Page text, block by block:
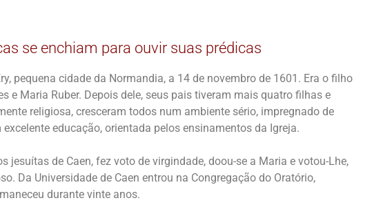
se enchiam para ouvir suas prédicas
pequena cidade da Normandia, a 14 de novembro de 1601. Era o filho
e Maria Ruber. Depois dele, seus pais tiveram mais quatro filhas e
religiosa, cresceram todos num ambiente sério, impregnado de
educação, orientada pelos ensinamentos da Igreja.
jesuítas de Caen, fez voto de virgindade, doou-se a Maria e votou-Lhe,
Da Universidade de Caen entrou na Congregação do Oratório,
durante vinte anos.